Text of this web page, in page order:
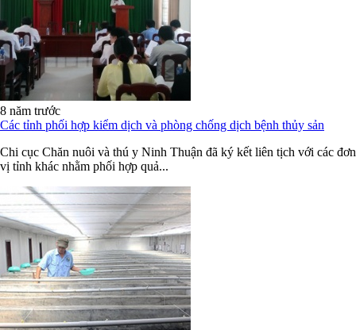
8 năm trước
Các tỉnh phối hợp kiểm dịch và phòng chống dịch bệnh thủy sản
Chi cục Chăn nuôi và thú y Ninh Thuận đã ký kết liên tịch với các đơn
vị tỉnh khác nhằm phối hợp quả...